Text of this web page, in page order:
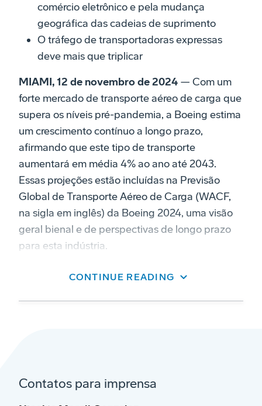
comércio eletrônico e pela mudança
geográfica das cadeias de suprimento
O tráfego de transportadoras expressas
deve mais que triplicar
MIAMI, 12 de novembro de 2024 — Com um
forte mercado de transporte aéreo de carga que
supera os níveis pré-pandemia, a Boeing estima
um crescimento contínuo a longo prazo,
afirmando que este tipo de transporte
aumentará em média 4% ao ano até 2043.
Essas projeções estão incluídas na Previsão
Global de Transporte Aéreo de Carga (WACF,
na sigla em inglês) da Boeing 2024, uma visão
geral bienal e de perspectivas de longo prazo
para esta indústria.
CONTINUE READING
Contatos para imprensa